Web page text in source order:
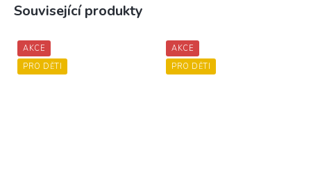
Související produkty
AKCE
PRO DĚTI
AKCE
PRO DĚTI